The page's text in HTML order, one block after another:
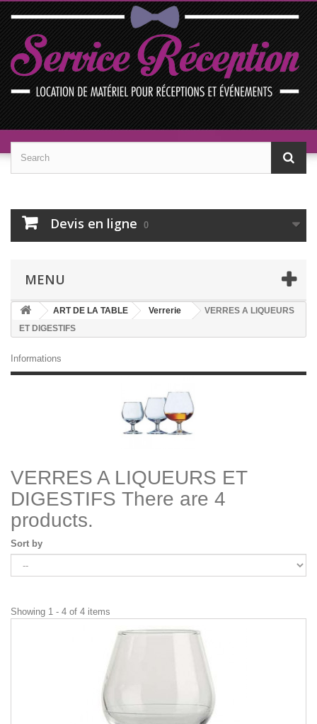
Devis en ligne 0
MENU
ART DE LA TABLE Verrerie
VERRES A LIQUEURS
ET DIGESTIFS
Informations
VERRES A LIQUEURS ET
DIGESTIFS There are 4
products.
Sort by
Showing 1 - 4 of 4 items